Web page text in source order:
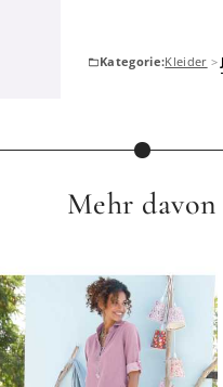
Kleid
30,99€
ZU BONPRIX
Kategorie:Kleider >
Mehr davon